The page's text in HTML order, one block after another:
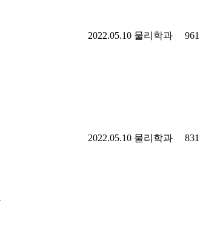
2022.05.10 물리학과 961
2022.05.10 물리학과 831